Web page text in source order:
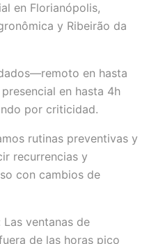
en Florianópolis,
y Ribeirão da
en hasta
en hasta 4h
por criticidad.
rutinas preventivas y
recurrencias y
con cambios de
ventanas de
de las horas pico